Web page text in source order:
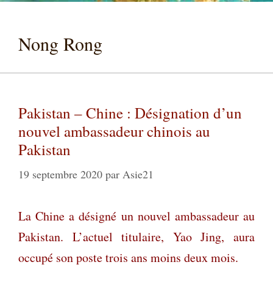
Nong Rong
Pakistan – Chine : Désignation d’un
nouvel ambassadeur chinois au
Pakistan
19 septembre 2020 par Asie21
La Chine a désigné un nouvel ambassadeur au
Pakistan. L’actuel titulaire, Yao Jing, aura
occupé son poste trois ans moins deux mois.